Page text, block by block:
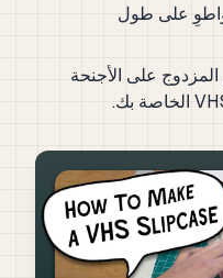
على طول
على الأجنحة